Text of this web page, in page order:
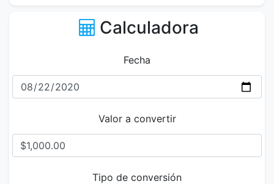
Calculadora
Fecha
Valor a convertir
Tipo de conversión